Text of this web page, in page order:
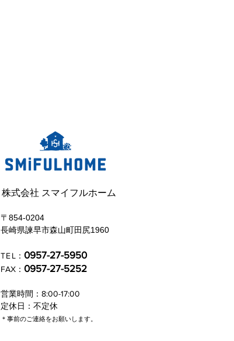
株式会社 スマイフルホーム
〒854-0204
長崎県諫早市森山町田尻1960
TEL： 0957-27-5950
FAX： 0957-27-5252
営業時間：8:00-17:00
定休日：不定休
​＊事前のご連絡をお願いします。